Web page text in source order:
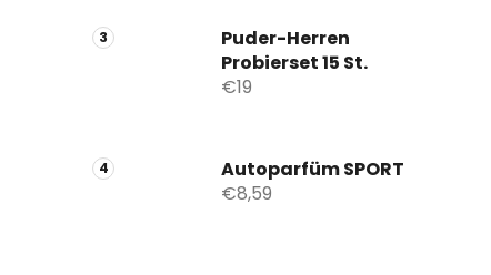
Puder-Herren
Probierset 15 St.
€19
Autoparfüm SPORT
€8,59